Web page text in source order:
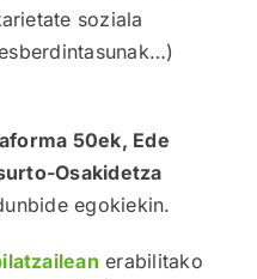
soziala
50ek, Ede
Osakidetza
egokiekin.
erabilitako